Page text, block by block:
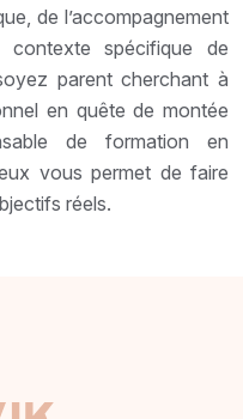
de l’accompagnement
contexte spécifique de
parent cherchant à
en quête de montée
de formation en
vous permet de faire
réels.